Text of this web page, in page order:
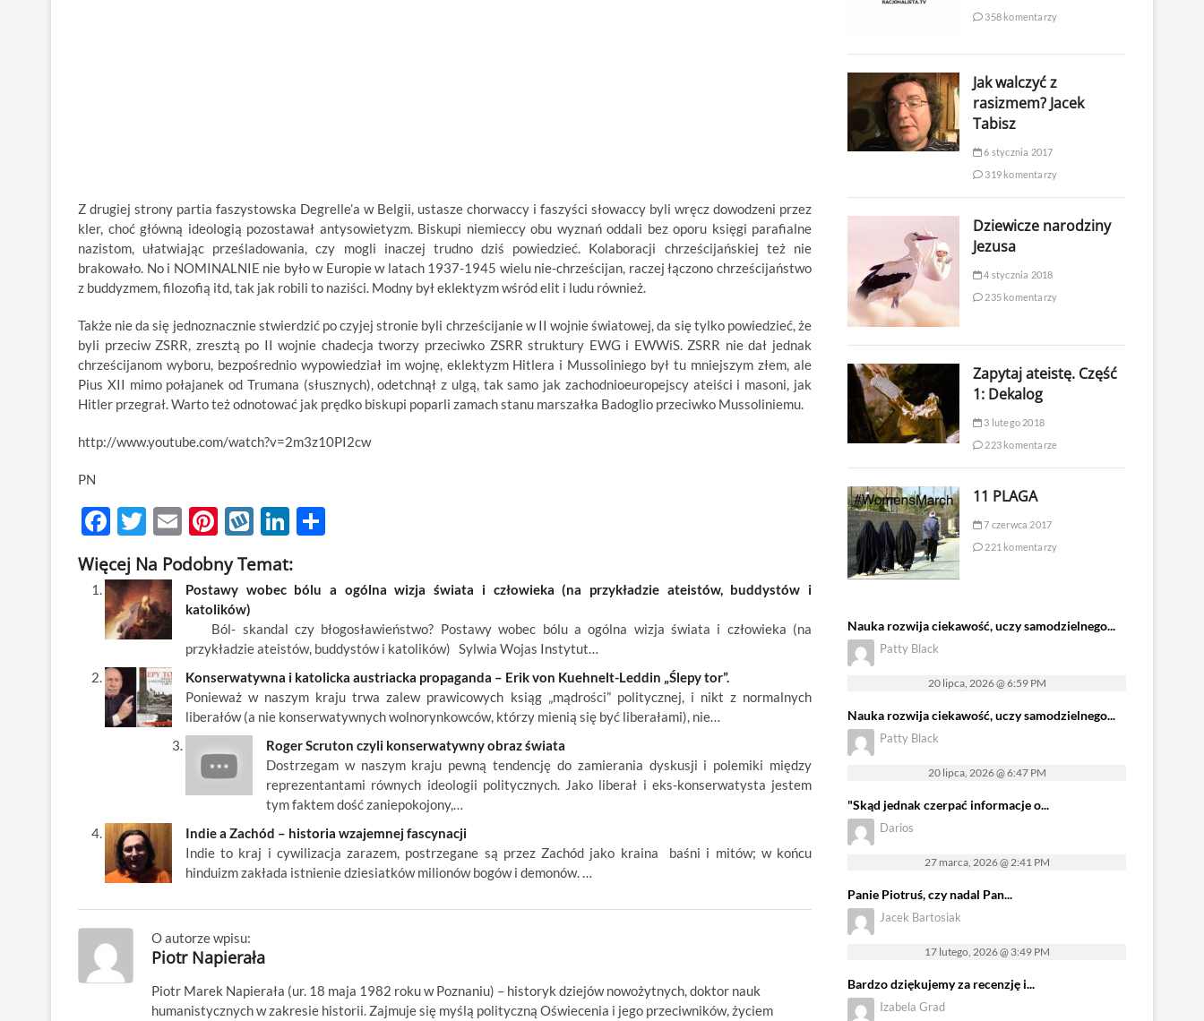
Z drugiej strony partia faszystowska Degrelle’a w Belgii, ustasze chorwaccy i faszyści słowaccy byli wręcz dowodzeni przez
kler, choć główną ideologią pozostawał antysowietyzm. Biskupi niemieccy obu wyznań oddali bez oporu księgi parafialne
nazistom, ułatwiając prześladowania, czy mogli inaczej trudno dziś powiedzieć. Kolaboracji chrześcijańskiej też nie
brakowało. No i NOMINALNIE nie było w Europie w latach 1937-1945 wielu nie-chrześcijan, raczej łączono chrześcijaństwo
z buddyzmem, filozofią itd, tak jak robili to naziści. Modny był eklektyzm wśród elit i ludu również.
Także nie da się jednoznacznie stwierdzić po czyjej stronie byli chrześcijanie w II wojnie światowej, da się tylko powiedzieć, że
byli przeciw ZSRR, zresztą po II wojnie chadecja tworzy przeciwko ZSRR struktury EWG i EWWiS. ZSRR nie dał jednak
chrześcijanom wyboru, bezpośrednio wypowiedział im wojnę, eklektyzm Hitlera i Mussoliniego był tu mniejszym złem, ale
Pius XII mimo połajanek od Trumana (słusznych), odetchnął z ulgą, tak samo jak zachodnioeuropejscy ateiści i masoni, jak
Hitler przegrał. Warto też odnotować jak prędko biskupi poparli zamach stanu marszałka Badoglio przeciwko Mussoliniemu.
http://www.youtube.com/watch?v=2m3z10PI2cw
PN
F
ac
e
b
o
o
k
T
w
itt
er
E
m
ail
Pi
nt
er
es
t
W
k
p
Li
k
dI
n
ar
Więcej Na Podobny Temat:
Postawy wobec bólu a ogólna wizja świata i człowieka (na przykładzie ateistów, buddystów i
katolików)
Ból- skandal czy błogosławieństwo? Postawy wobec bólu a ogólna wizja świata i człowieka (na
przykładzie ateistów, buddystów i katolików) Sylwia Wojas Instytut…
Konserwatywna i katolicka austriacka propaganda – Erik von Kuehnelt-Leddin „Ślepy tor”.
Ponieważ w naszym kraju trwa zalew prawicowych ksiąg „mądrości” politycznej, i nikt z normalnych
liberałów (a nie konserwatywnych wolnorynkowców, którzy mienią się być liberałami), nie…
Roger Scruton czyli konserwatywny obraz świata
Dostrzegam w naszym kraju pewną tendencję do zamierania dyskusji i polemiki między
reprezentantami równych ideologii politycznych. Jako liberał i eks-konserwatysta jestem
tym faktem dość zaniepokojony,…
Indie a Zachód – historia wzajemnej fascynacji
Indie to kraj i cywilizacja zarazem, postrzegane są przez Zachód jako kraina baśni i mitów; w końcu
hinduizm zakłada istnienie dziesiatków milionów bogów i demonów. …
O autorze wpisu:
Piotr Napierała
Piotr Marek Napierała (ur. 18 maja 1982 roku w Poznaniu) – historyk dziejów nowożytnych, doktor nauk
humanistycznych w zakresie historii. Zajmuje się myślą polityczną Oświecenia i jego przeciwników, życiem
358 komentarzy
Jak walczyć z
rasizmem? Jacek
Tabisz
6 stycznia 2017
319 komentarzy
Dziewicze narodziny
Jezusa
4 stycznia 2018
235 komentarzy
Zapytaj ateistę. Część
1: Dekalog
3 lutego 2018
223 komentarze
11 PLAGA
7 czerwca 2017
221 komentarzy
Nauka rozwija ciekawość, uczy samodzielnego...
Patty Black
20 lipca, 2026 @ 6:59 PM
Nauka rozwija ciekawość, uczy samodzielnego...
Patty Black
20 lipca, 2026 @ 6:47 PM
"Skąd jednak czerpać informacje o...
Darios
27 marca, 2026 @ 2:41 PM
Panie Piotruś, czy nadal Pan...
Jacek Bartosiak
17 lutego, 2026 @ 3:49 PM
Bardzo dziękujemy za recenzję i...
Izabela Grad